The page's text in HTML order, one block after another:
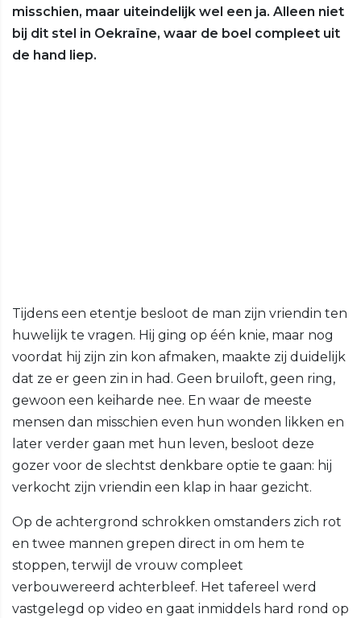
misschien, maar uiteindelijk wel een ja. Alleen niet
bij dit stel in Oekraïne, waar de boel compleet uit
de hand liep.
Tijdens een etentje besloot de man zijn vriendin ten
huwelijk te vragen. Hij ging op één knie, maar nog
voordat hij zijn zin kon afmaken, maakte zij duidelijk
dat ze er geen zin in had. Geen bruiloft, geen ring,
gewoon een keiharde nee. En waar de meeste
mensen dan misschien even hun wonden likken en
later verder gaan met hun leven, besloot deze
gozer voor de slechtst denkbare optie te gaan: hij
verkocht zijn vriendin een klap in haar gezicht.
Op de achtergrond schrokken omstanders zich rot
en twee mannen grepen direct in om hem te
stoppen, terwijl de vrouw compleet
verbouwereerd achterbleef. Het tafereel werd
vastgelegd op video en gaat inmiddels hard rond op